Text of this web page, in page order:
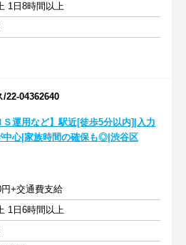
1日8時間以上
22-04362640
Ｓ運用など】駅近[徒歩5分以内]|入力
中心|家族時間の確保も◎|渋谷区
+交通費支給
1日6時間以上